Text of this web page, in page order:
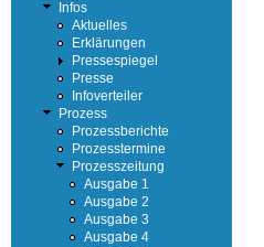
Infos
Aktuelles
Erklärungen
Pressespiegel
Presse
Infoverteiler
Prozess
Prozessberichte
Prozesstermine
Prozesszeitung
Ausgabe 1
Ausgabe 2
Ausgabe 3
Ausgabe 4